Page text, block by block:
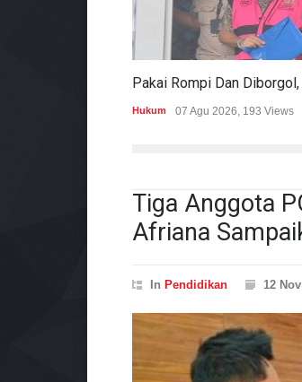
Hukum 07 Agu 2026, 193 Views
Tiga Anggota
Afriana
In Pendidikan 12